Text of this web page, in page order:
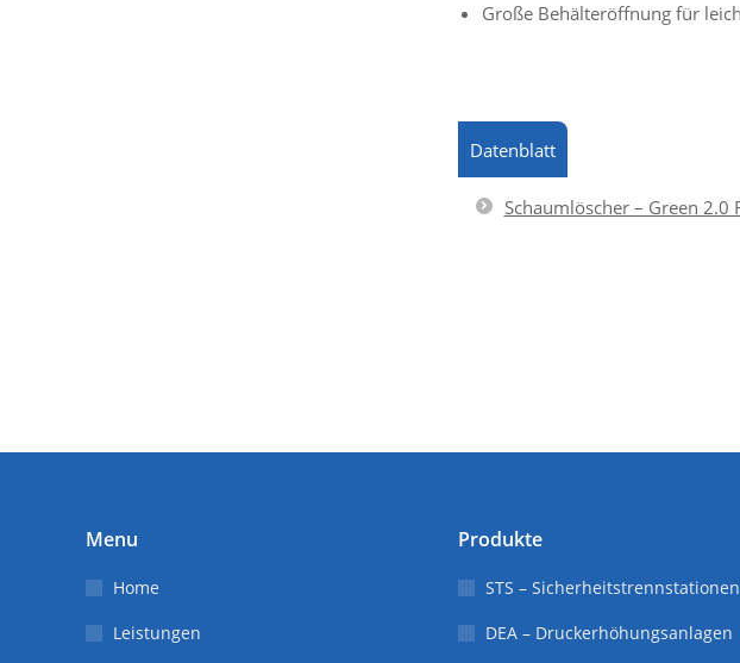
Große Behälteröffnung für
Datenblatt
Schaumlöscher – Green 2.0
Menu
Home
Leistungen
Produkte
STS – Sicherheitstrennstationen
DEA – Druckerhöhungsanlagen